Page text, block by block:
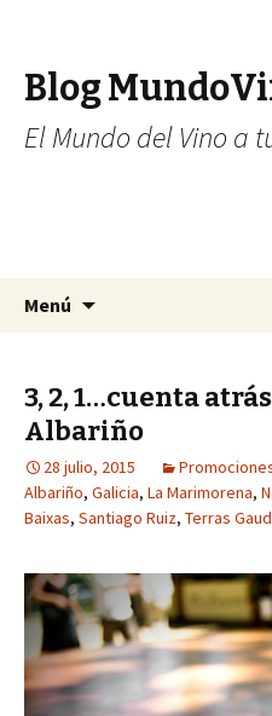
Blog
El Mundo del Vino a
Menú
3, 2, 1…cuenta
Albariño
28 julio, 2015
Albariño, Galicia, La Marimorena,
Baixas, Santiago Ruiz, Terras